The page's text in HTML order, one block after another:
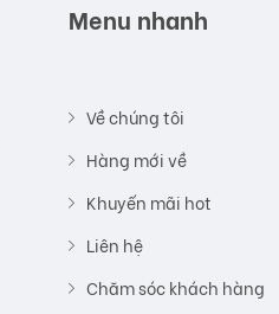
Menu nhanh
Về chúng tôi
Hàng mới về
Khuyến mãi hot
Liên hệ
Chăm sóc khách hàng